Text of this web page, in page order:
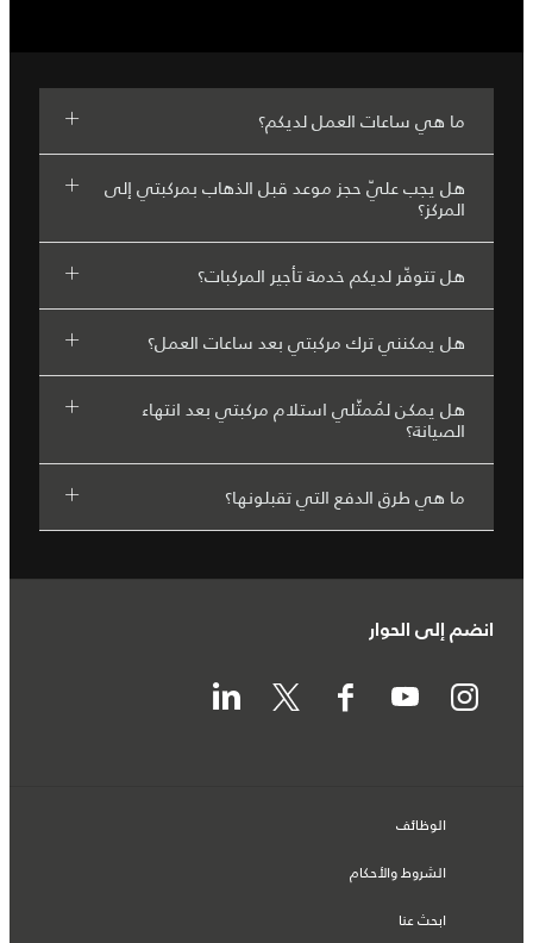
ما هي ساعات العمل لديكم؟
هل يجب عليّ حجز موعد قبل الذهاب بمركبتي إلى
المركز؟
هل تتوفّر لديكم خدمة تأجير المركبات؟
هل يمكنني ترك مركبتي بعد ساعات العمل؟
هل يمكن لمُمثّلي استلام مركبتي بعد انتهاء
الصيانة؟
ما هي طرق الدفع التي تقبلونها؟
انضم إلى الحوار
الوظائف
الشروط والأحكام
ابحث عنا